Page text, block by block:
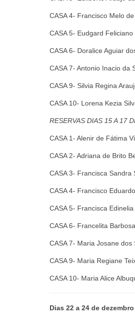
CASA 4- Francisco Melo
CASA 5- Eudgard
CASA 6- Doralice Aguiar
CASA 7- Antonio Inacio da
CASA 9- Silvia Regina
CASA 10- Lorena Kezia
RESERVAS DIAS 15 A 17
CASA 1- Alenir de Fátima
CASA 2- Adriana de Brito
CASA 3- Francisca Sandra
CASA 4- Francisco
CASA 5- Francisca
CASA 6- Francelita
CASA 7- Maria Josane dos
CASA 9- Maria Regiane
CASA 10- Maria Alice
Dias 22 a 24 de